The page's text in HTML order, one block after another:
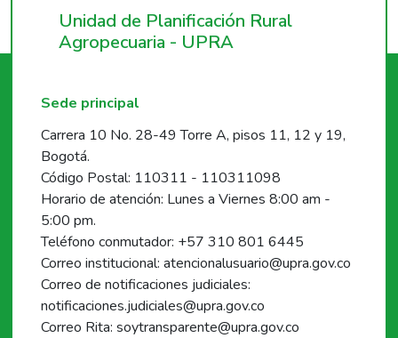
Unidad de Planificación Rural
Agropecuaria - UPRA
Sede principal
Carrera 10 No. 28-49 Torre A, pisos 11, 12 y 19,
Bogotá.
Código Postal: 110311 - 110311098
Horario de atención: Lunes a Viernes 8:00 am -
5:00 pm.
Teléfono conmutador: +57 310 801 6445
Correo institucional: atencionalusuario@upra.gov.co
Correo de notificaciones judiciales:
notificaciones.judiciales@upra.gov.co
Correo Rita: soytransparente@upra.gov.co